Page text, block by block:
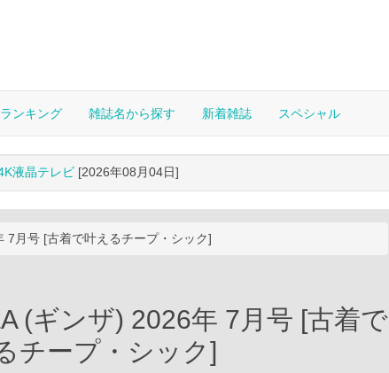
ランキング 雑誌名から探す 新着雑誌 スペシャル
液晶テレビ [2026年08月04日]
7月号 [古着で叶えるチープ・シック]
(ギンザ) 2026年 7月号 [古着で
チープ・シック]